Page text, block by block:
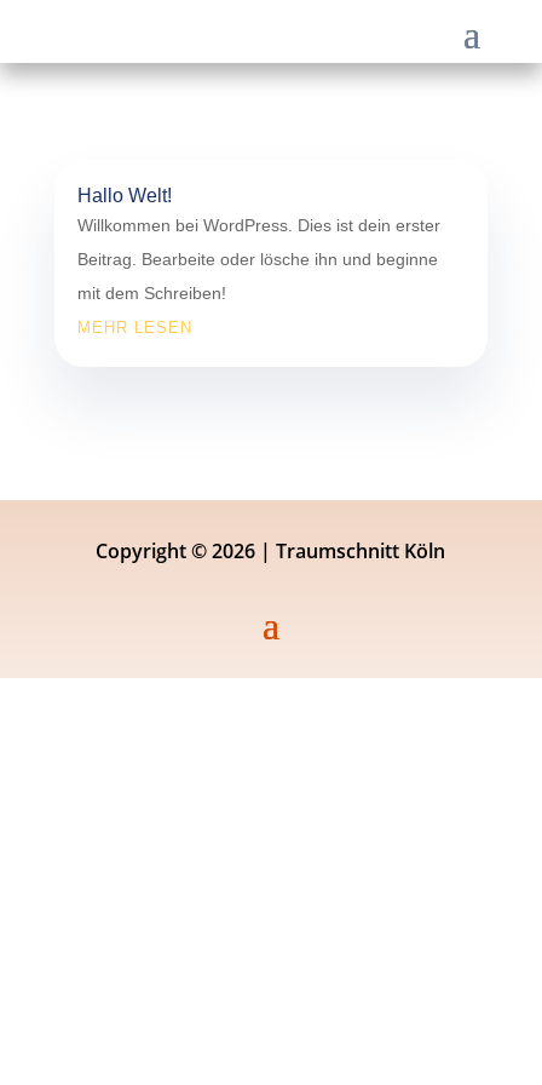
Hallo Welt!
Willkommen bei WordPress. Dies ist dein erster
Beitrag. Bearbeite oder lösche ihn und beginne
mit dem Schreiben!
MEHR LESEN
Copyright © 2026 | Traumschnitt Köln